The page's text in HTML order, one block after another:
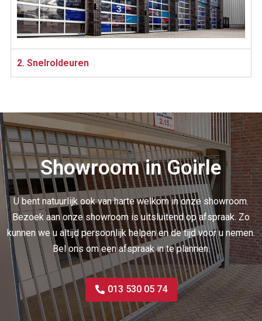
2. Snelroldeuren
Showroom in Goirle
U bent natuurlijk ook van harte welkom in onze showroom.
Bezoek aan onze showroom is uitsluitend op afspraak. Zo
kunnen we u altijd persoonlijk helpen en de tijd voor u nemen.
Bel ons om een afspraak in te plannen.
013 530 05 74